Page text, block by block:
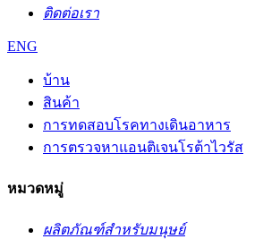
ติดต่อเรา
ENG
บ้าน
สินค้า
การทดสอบโรคทางเดินอาหาร
การตรวจหาแอนติเจนโรต้าไวรัส
หมวดหมู่
ผลิตภัณฑ์สำหรับมนุษย์